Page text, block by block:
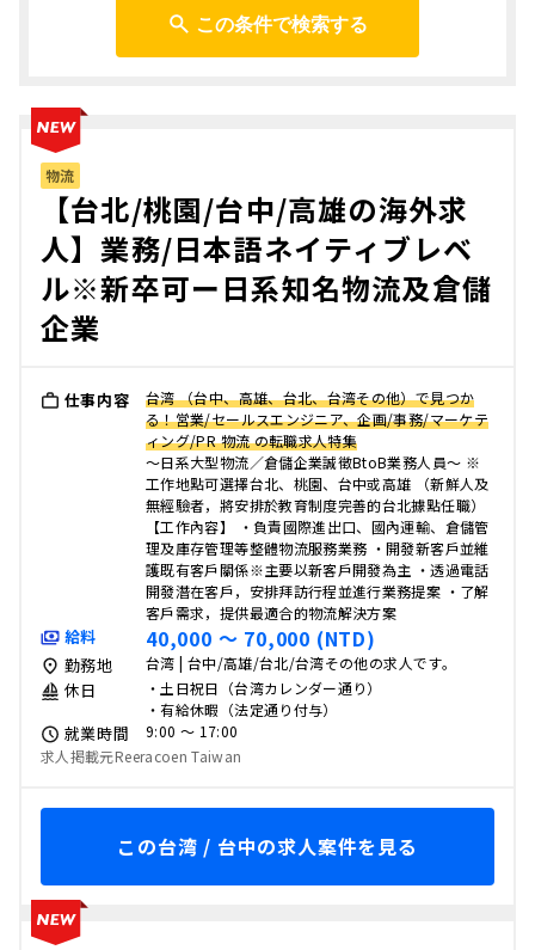
この条件で検索する
物流
【台北/桃園/台中/高雄の海外求
人】業務/日本語ネイティブレベ
ル※新卒可ー日系知名物流及倉儲
企業
仕事内容
台湾 （台中、高雄、台北、台湾その他）で見つか
る！営業/セールスエンジニア、企画/事務/マーケテ
ィング/PR 物流 の転職求人特集
～日系大型物流／倉儲企業誠徵BtoB業務人員～ ※
工作地點可選擇台北、桃園、台中或高雄 （新鮮人及
無經驗者，將安排於教育制度完善的台北據點任職）
【工作內容】 ・負責國際進出口、國內運輸、倉儲管
理及庫存管理等整體物流服務業務 ・開發新客戶並維
護既有客戶關係※主要以新客戶開發為主 ・透過電話
開發潛在客戶，安排拜訪行程並進行業務提案 ・了解
客戶需求，提供最適合的物流解決方案
給料 40,000 〜 70,000 (NTD)
勤務地 台湾 | 台中/高雄/台北/台湾その他の求人です。
休日
・土日祝日（台湾カレンダー通り）
・有給休暇（法定通り付与）
就業時間
9:00 〜 17:00
求人掲載元Reeracoen Taiwan
この台湾 / 台中の求人案件を見る